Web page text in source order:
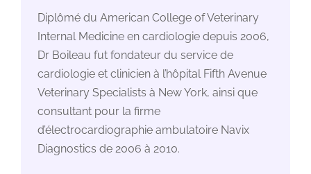
Diplômé du American College of Veterinary
Internal Medicine en cardiologie depuis 2006,
Dr Boileau fut fondateur du service de
cardiologie et clinicien à l’hôpital Fifth Avenue
Veterinary Specialists à New York, ainsi que
consultant pour la firme
d’électrocardiographie ambulatoire Navix
Diagnostics de 2006 à 2010.